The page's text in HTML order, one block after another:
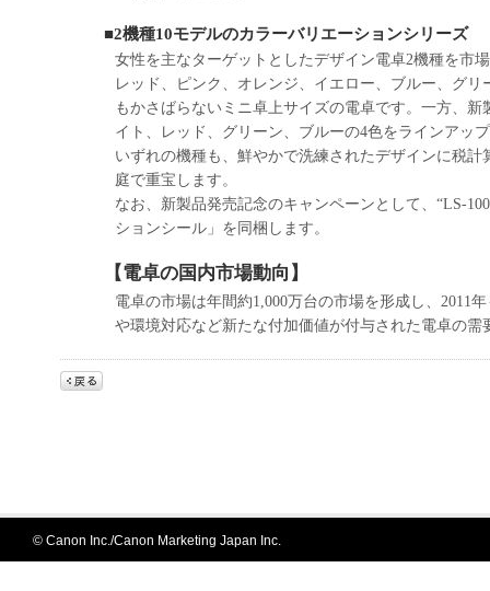
■2機種10モデルのカラーバリエーションシリーズ
女性を主なターゲットとしたデザイン電卓2機種を市
レッド、ピンク、オレンジ、イエロー、ブルー、グ
もかさばらないミニ卓上サイズの電卓です。一方、
イト、レッド、グリーン、ブルーの4色をラインアッ
いずれの機種も、鮮やかで洗練されたデザインに税
庭で重宝します。
なお、新製品発売記念のキャンペーンとして、“LS-
ションシール」を同梱します。
【電卓の国内市場動向】
電卓の市場は年間約1,000万台の市場を形成し、2011
や環境対応など新たな付加価値が付与された電卓の
© Canon Inc./Canon Marketing Japan Inc.